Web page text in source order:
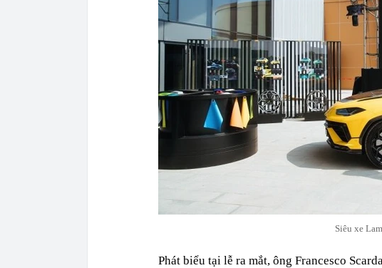
Siêu xe
Phát biểu tại lễ ra mắt, ông Francesco